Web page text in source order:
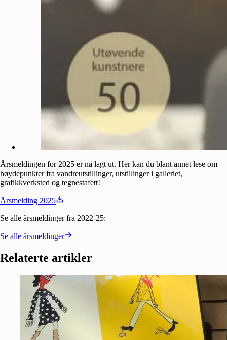
Årsmeldingen for 2025 er nå lagt ut. Her kan du blant annet lese om
høydepunkter fra vandreutstillinger, utstillinger i galleriet,
grafikkverksted og tegnestafett!
Årsmelding 2025
Se alle årsmeldinger fra 2022-25:
Se alle årsmeldinger
Relaterte artikler